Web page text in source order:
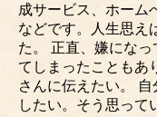
成サービス、ホーム
などです。人生思え
た。 正直、嫌にな
てしまったこともあ
さんに伝えたい。
したい。そう思って